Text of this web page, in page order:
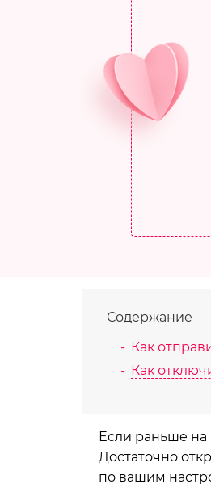
Содержание
Как
Как
Если раньше на
Достаточно
по вашим